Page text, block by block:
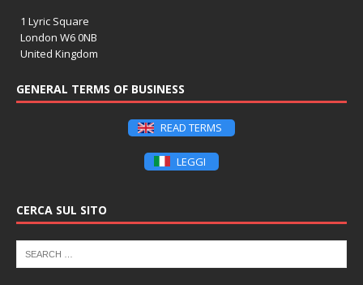
1 Lyric Square
London W6 0NB
United Kingdom
GENERAL TERMS OF BUSINESS
READ TERMS
LEGGI
CERCA SUL SITO